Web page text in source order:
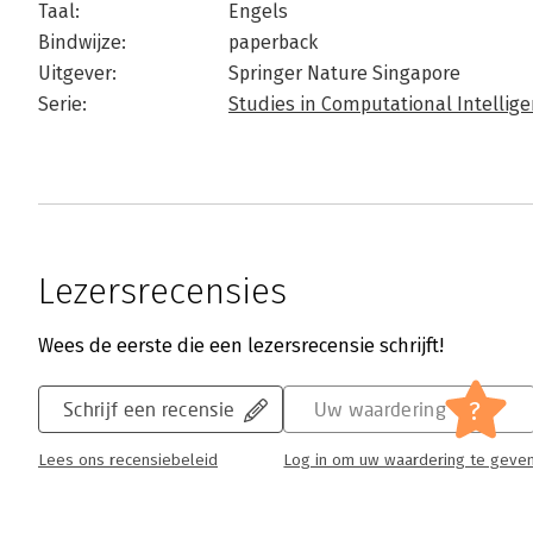
Taal:
Engels
Bindwijze:
paperback
Uitgever:
Springer Nature Singapore
Serie:
Studies in Computational
Lezersrecensies
Wees de eerste die een lezersrecensie schrijft!
Schrijf een recensie
Lees ons recensiebeleid
Uw waardering ?
Log in om uw waardering te geven